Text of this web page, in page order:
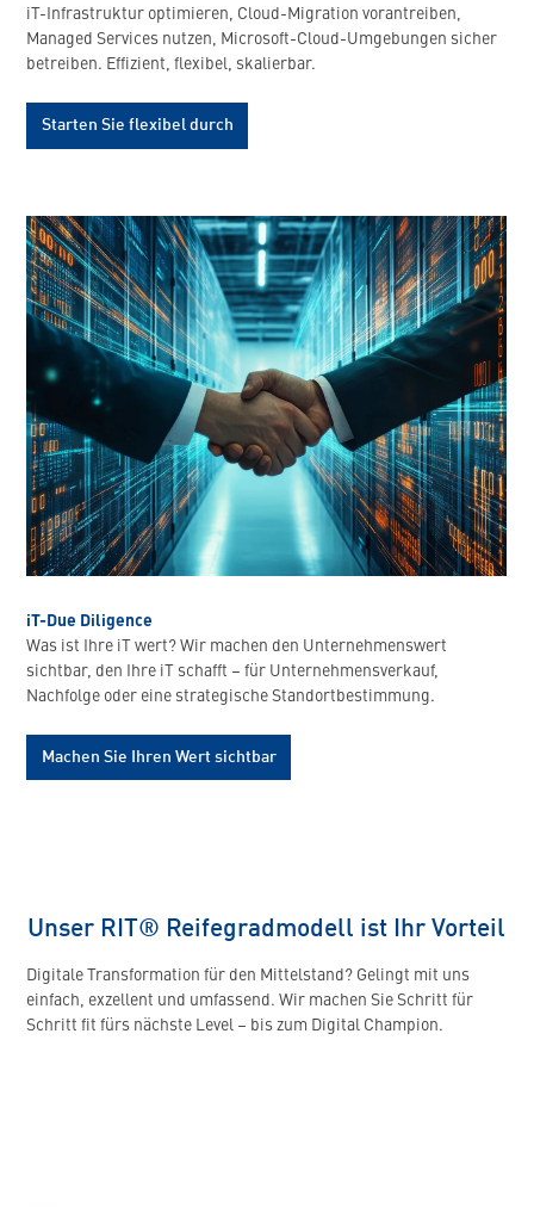
iT-Infrastruktur optimieren, Cloud-Migration vorantreiben,
Managed Services nutzen, Microsoft-Cloud-Umgebungen sicher
betreiben. Effizient, flexibel, skalierbar.
Starten Sie flexibel durch
iT-Due Diligence
Was ist Ihre iT wert? Wir machen den Unternehmenswert
sichtbar, den Ihre iT schafft – für Unternehmensverkauf,
Nachfolge oder eine strategische Standortbestimmung.
Machen Sie Ihren Wert sichtbar
Unser RIT® Reifegradmodell ist Ihr Vorteil
Digitale Transformation für den Mittelstand? Gelingt mit uns
einfach, exzellent und umfassend. Wir machen Sie Schritt für
Schritt fit fürs nächste Level – bis zum Digital Champion.